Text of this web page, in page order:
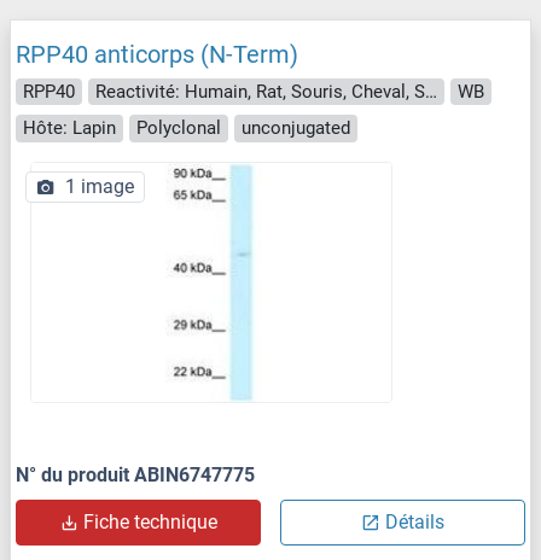
RPP40 anticorps (N-Term)
RPP40 Reactivité: Humain, Rat, Souris, Cheval, Singe
WB
Hôte: Lapin
Polyclonal unconjugated
1 image
N° du produit ABIN6747775
Fiche technique Détails